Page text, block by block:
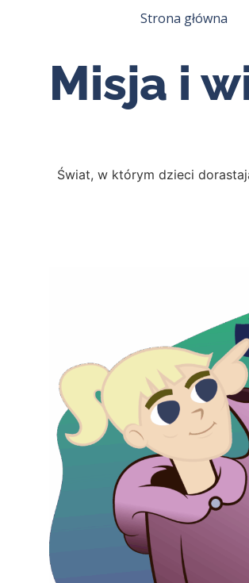
Strona główna
Misja i
Świat, w którym dzieci